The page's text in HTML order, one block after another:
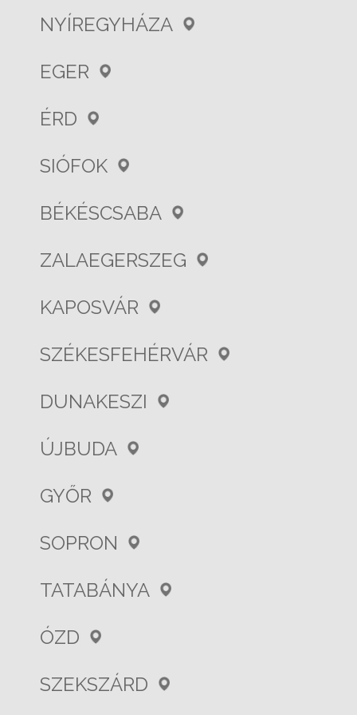
NYÍREGYHÁZA
EGER
ÉRD
SIÓFOK
BÉKÉSCSABA
ZALAEGERSZEG
KAPOSVÁR
SZÉKESFEHÉRVÁR
DUNAKESZI
ÚJBUDA
GYŐR
SOPRON
TATABÁNYA
ÓZD
SZEKSZÁRD